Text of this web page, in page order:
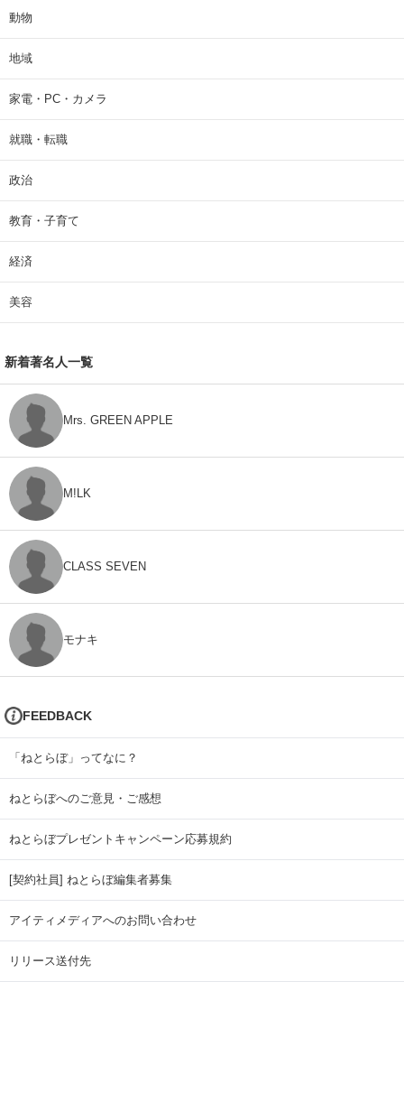
動物
地域
家電・PC・カメラ
就職・転職
政治
教育・子育て
経済
美容
新着著名人一覧
Mrs. GREEN APPLE
M!LK
CLASS SEVEN
モナキ
FEEDBACK
「ねとらぼ」ってなに？
ねとらぼへのご意見・ご感想
ねとらぼプレゼントキャンペーン応募規約
[契約社員] ねとらぼ編集者募集
アイティメディアへのお問い合わせ
リリース送付先